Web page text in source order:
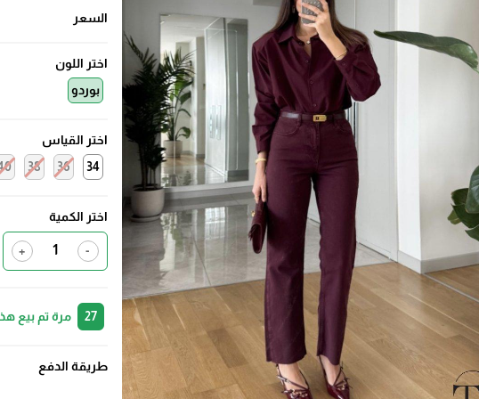
السعر
اختر اللون
بوردو
اختر القياس
34
36
38
اختر الكمية
-
+
27 مرة تم بيع
طريقة الدفع